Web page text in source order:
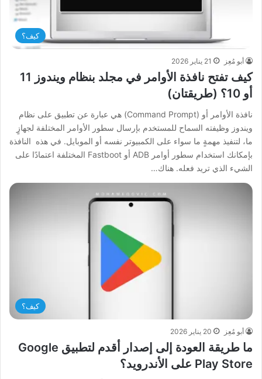
كيف؟
أبو مُعِز 21 يناير 2026
كيف تفتح نافذة الأوامر في مجلد بنظام ويندوز 11
أو 10؟ (طريقتان)
نافذة الأوامر أو (Command Prompt) هي عبارة عن تطبيق على نظام
ويندوز وظيفته السماح للمستخدم بإرسال سطور الأوامر المختلفة لجهازٍ
ما، لتنفيذ مهمةٍ ما سواء على الكمبيوتر نفسه أو الموبايل. في هذه النافذة
بإمكانك استخدام سطور أوامر ADB أو Fastboot المختلفة اعتمادًا على
الشيء الذي تريد فعله. هناك…
كيف؟
أبو مُعِز 20 يناير 2026
ما طريقة العودة إلى إصدار أقدم لتطبيق Google
Play Store على الأندرويد؟